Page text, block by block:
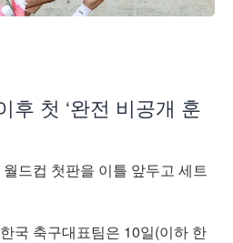
후 첫 ‘완전 비공개 훈
드컵 첫판을 이틀 앞두고 세트
국 축구대표팀은 10일(이하 한